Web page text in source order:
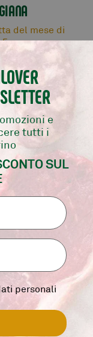
del mese di
5pz
6,60€
aggiungi
DEL
alla tradizione.
e
tutti i
SUL
personali